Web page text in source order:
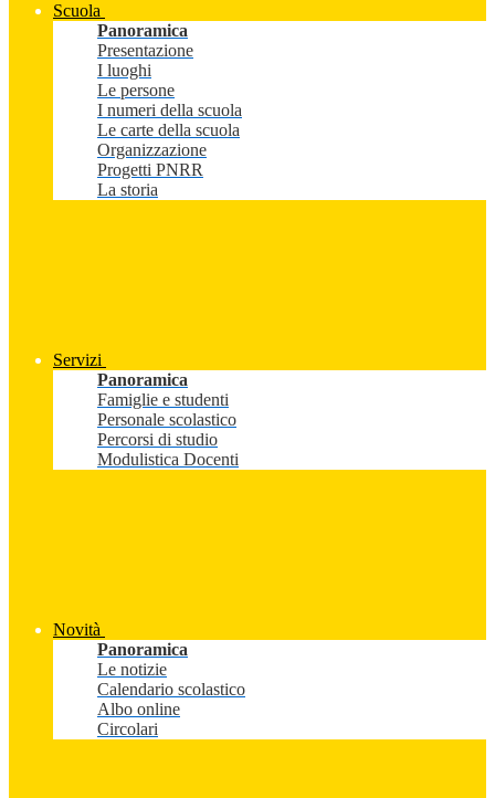
Scuola
Panoramica
Presentazione
I luoghi
Le persone
I numeri della scuola
Le carte della scuola
Organizzazione
Progetti PNRR
La storia
Servizi
Panoramica
Famiglie e studenti
Personale scolastico
Percorsi di studio
Modulistica Docenti
Novità
Panoramica
Le notizie
Calendario scolastico
Albo online
Circolari